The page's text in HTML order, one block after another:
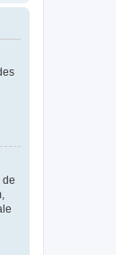
de